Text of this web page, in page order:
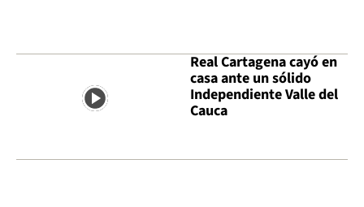
Real Cartagena cayó en
casa ante un sólido
Independiente Valle del
Cauca